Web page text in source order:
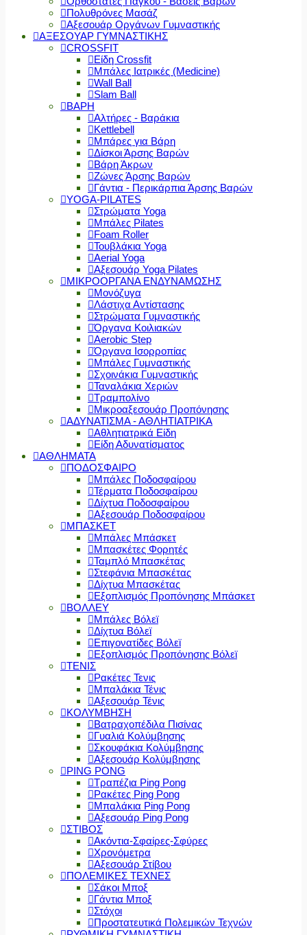
Πολυθρόνες Μασάζ
Αξεσουάρ Οργάνων Γυμναστικής
ΑΞΕΣΟΥΑΡ ΓΥΜΝΑΣΤΙΚΗΣ
CROSSFIT
Είδη Crossfit
Μπάλες Ιατρικές (Medicine)
Wall Ball
Slam Ball
ΒΑΡΗ
Αλτήρες - Βαράκια
Kettlebell
Μπάρες για Βάρη
Δίσκοι Άρσης Βαρών
Βάρη Άκρων
Ζώνες Άρσης Βαρών
Γάντια - Περικάρπια Άρσης Βαρών
YOGA-PILATES
Στρώματα Yoga
Μπάλες Pilates
Foam Roller
Τουβλάκια Yoga
Aerial Yoga
Αξεσουάρ Yoga Pilates
ΜΙΚΡΟΟΡΓΑΝΑ ΕΝΔΥΝΑΜΩΣΗΣ
Μονόζυγα
Λάστιχα Αντίστασης
Στρώματα Γυμναστικής
Όργανα Κοιλιακών
Aerobic Step
Όργανα Ισορροπίας
Μπάλες Γυμναστικής
Σχοινάκια Γυμναστικής
Ταναλάκια Χεριών
Τραμπολίνο
Μικροαξεσουάρ Προπόνησης
ΑΔΥΝΑΤΙΣΜΑ - ΑΘΛΗΤΙΑΤΡΙΚΑ
Αθλητιατρικά Είδη
Είδη Αδυνατίσματος
ΑΘΛΗΜΑΤΑ
ΠΟΔΟΣΦΑΙΡΟ
Μπάλες Ποδοσφαίρου
Τέρματα Ποδοσφαίρου
Δίχτυα Ποδοσφαίρου
Αξεσουάρ Ποδοσφαίρου
ΜΠΑΣΚΕΤ
Μπάλες Μπάσκετ
Μπασκέτες Φορητές
Ταμπλό Μπασκέτας
Στεφάνια Μπασκέτας
Δίχτυα Μπασκέτας
Εξοπλισμός Προπόνησης Μπάσκετ
ΒΟΛΛΕΥ
Μπάλες Βόλεϊ
Δίχτυα Βόλεϊ
Επιγονατίδες Βόλεϊ
Εξοπλισμός Προπόνησης Βόλεϊ
ΤΕΝΙΣ
Ρακέτες Τενις
Μπαλάκια Τένις
Αξεσουάρ Τένις
ΚΟΛΥΜΒΗΣΗ
Βατραχοπέδιλα Πισίνας
Γυαλιά Κολύμβησης
Σκουφάκια Κολύμβησης
Αξεσουάρ Κολύμβησης
PING PONG
Τραπέζια Ping Pong
Ρακέτες Ping Pong
Μπαλάκια Ping Pong
Αξεσουάρ Ping Pong
ΣΤΙΒΟΣ
Ακόντια-Σφαίρες-Σφύρες
Χρονόμετρα
Αξεσουάρ Στίβου
ΠΟΛΕΜΙΚΕΣ ΤΕΧΝΕΣ
Σάκοι Μποξ
Γάντια Μποξ
Στόχοι
Προστατευτικά Πολεμικών Τεχνών